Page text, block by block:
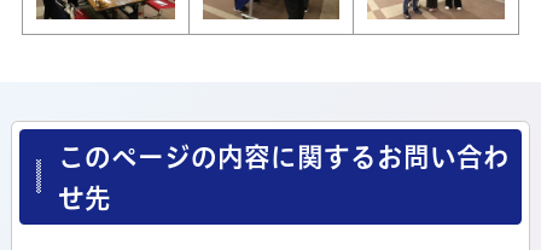
このページの内容に関するお問い合わ
せ先